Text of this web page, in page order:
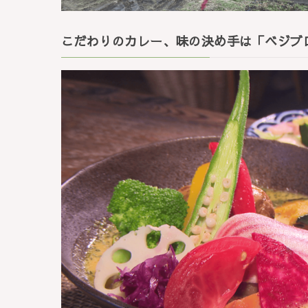
こだわりのカレー、味の決め手は「ベジブ